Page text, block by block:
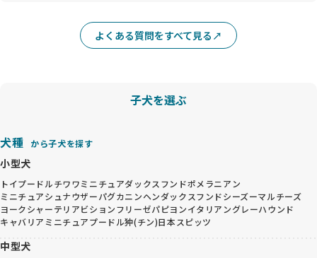
よくある質問をすべて見る
子犬を選ぶ
犬種 から子犬を探す
小型犬
トイプードルチワワミニチュアダックスフンドポメラニアン
ミニチュアシュナウザーパグカニンヘンダックスフンドシーズーマルチーズ
ヨークシャーテリアビションフリーゼパピヨンイタリアングレーハウンド
キャバリア ミニチュアプードル狆(チン)日本スピッツ
中型犬